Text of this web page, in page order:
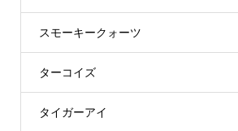
スモーキークォーツ
ターコイズ
タイガーアイ